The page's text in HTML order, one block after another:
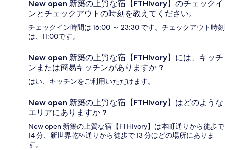
New open 新築の上質な宿【FTHIvory】のチェックイ
ンとチェックアウトの時刻を教えてください。
チェックイン時間は 16:00 ～ 23:30 です。チェックアウト時刻
は、11:00です。
New open 新築の上質な宿【FTHIvory】には、キッチ
ンまたは簡易キッチンがありますか ?
はい、キッチンをご利用いただけます。
New open 新築の上質な宿【FTHIvory】はどのような
エリアにありますか ?
New open 新築の上質な宿【FTHIvory】は本町通りから徒歩で
14 分、新世界乾杯通りから徒歩で 13 分ほどの場所にありま
す。